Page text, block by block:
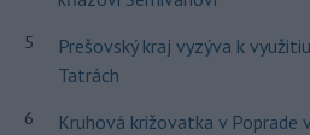
5
Prešovský kraj vyzýva k
Tatrách
6
Kruhová križovatka v Poprade